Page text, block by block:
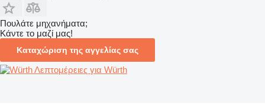
Πουλάτε μηχανήματα;
Κάντε το μαζί μας!
Καταχώριση της αγγελίας σας
Λεπτομέρειες για Würth